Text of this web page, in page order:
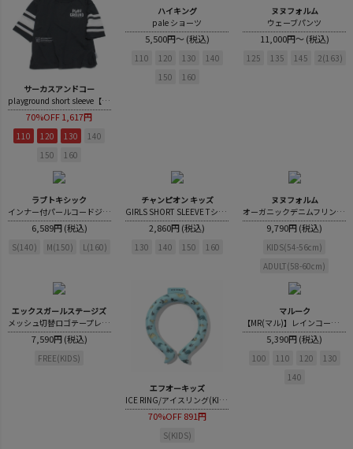
サーカスアンドコー
playground short sleeve【highking×CIRCUS＆CO. LIMITED EDITION】
70%OFF1,617円
110 120 130
140
150
160
ハイキング
pale ショーツ
5,500円～ (税込)
110 120 130
140
150
160
ヌヌフォルム
ウェーブパンツ
11,000円～ (税込)
125 135 145 2(163)
ラブトキシック
インナー付パールコードジャンスカ
6,589円 (税込)
S(140) M(150) L(160)
チャンピオン キッズ
GIRLS SHORT SLEEVE Tシャツ
2,860円 (税込)
130 140 150 160
ヌヌフォルム
オーガニックデニムフリンジチューリップハット
9,790円 (税込)
KIDS(54-56cm)
ADULT(58-60cm)
エックスガールステージズ
メッシュ切替ロゴテープレッスンバック
7,590円 (税込)
FREE(KIDS)
エフオーキッズ
ICE RING/アイスリング(KIDS)
70%OFF 891円
S(KIDS)
マルーク
【MR(マル)】レインコート(巾着付）
5,390円 (税込)
100 110 120
130
140